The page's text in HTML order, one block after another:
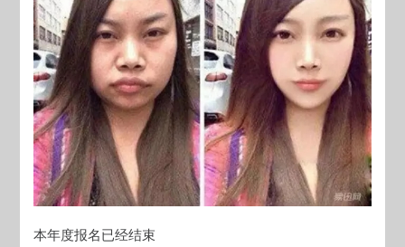
本年度报名已经结束